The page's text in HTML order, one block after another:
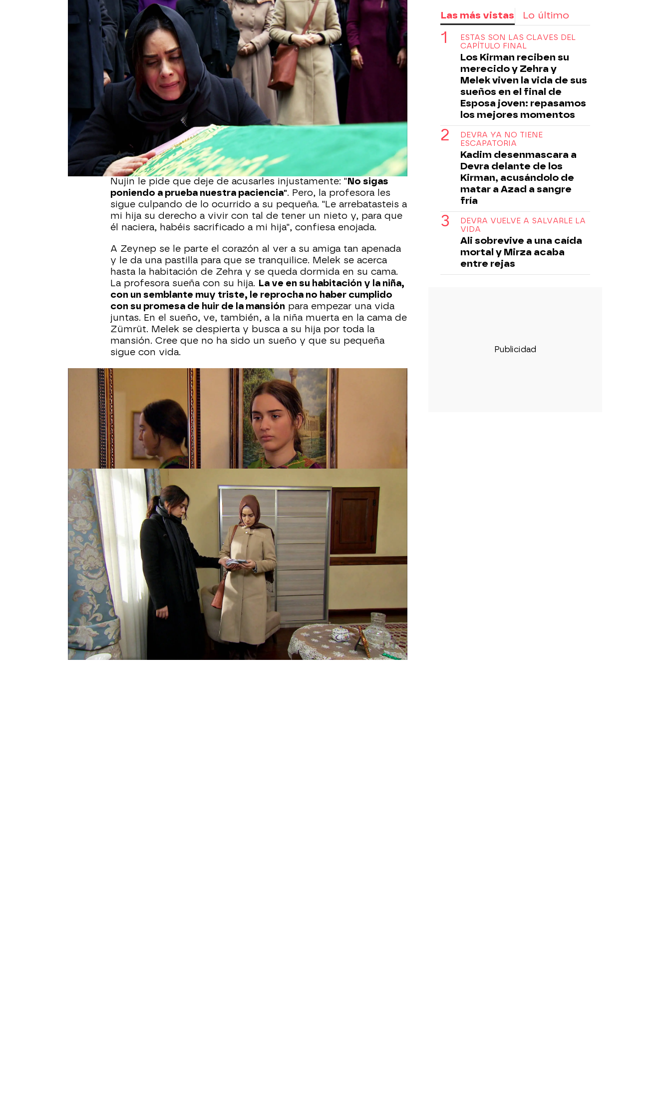
mansión acompañada de Devra. Una vez allí, la profesora
pierde los nervios al ver las botas de su hija en la calle. En
Turquía es tradición dejar fuera de casa los zapatos de un
difunto, pero a Melek no le parece bien y así se lo hace saber a
los Kirman."Primero acabáis con la vida de mi hija y, ahora, la
echáis como si fuera un perro", afirma la madre de Zehra
indignada, a lo que Behiye responde, para salir del paso, que
es una costumbre de Harmanli.
La hija de Sami descarga su ira contra la familia Kirman,
especialmente, contra Nujin, Devra y Zümrüt. "Vosotros
habéis matado a mi hija.La obligasteis a casarse, la torturasteis
y la hicisteis tener un hijo a una edad muy temprana", asegura
Melek.
Nujin le pide que deje de acusarles injustamente: "No sigas
poniendo a prueba nuestra paciencia". Pero, la profesora les
sigue culpando de lo ocurrido a su pequeña. "Le arrebatasteis a
mi hija su derecho a vivir con tal de tener un nieto y, para que
él naciera, habéis sacrificado a mi hija", confiesa enojada.
A Zeynep se le parte el corazón al ver a su amiga tan apenada
y le da una pastilla para que se tranquilice. Melek se acerca
hasta la habitación de Zehra y se queda dormida en su cama.
La profesora sueña con su hija. La ve en su habitación y la niña,
con un semblante muy triste, le reprocha no haber cumplido
con su promesa de huir de la mansión para empezar una vida
juntas. En el sueño, ve, también, a la niña muerta en la cama de
Zümrüt. Melek se despierta y busca a su hija por toda la
mansión. Cree que no ha sido un sueño y que su pequeña
sigue con vida.
Melek consigue vender su casa y entrega parte del dinero, que
ha obtenido por ella, a la doctora Zeynep
para que ayude a
niñas como Zehra que se han quedado embarazadas a una
edad temprana.Su amiga le promete a la profesora que no
dejará que las tradiciones arruinen las vidas de más niñas
inocentes y le pide que luche con ella para hacer frente a estas
antiguas tradiciones.
Las más vistas Lo último
ESTAS SON LAS CLAVES DEL
CAPÍTULO FINAL
Los Kirman reciben su
merecido y Zehra y
Melek viven la vida de sus
sueños en el final de
Esposa joven: repasamos
los mejores momentos
DEVRA YA NO TIENE
ESCAPATORIA
Kadim desenmascara a
Devra delante de los
Kirman, acusándolo de
matar a Azad a sangre
fría
DEVRA VUELVE A SALVARLE LA
VIDA
Ali sobrevive a una caída
mortal y Mirza acaba
entre rejas